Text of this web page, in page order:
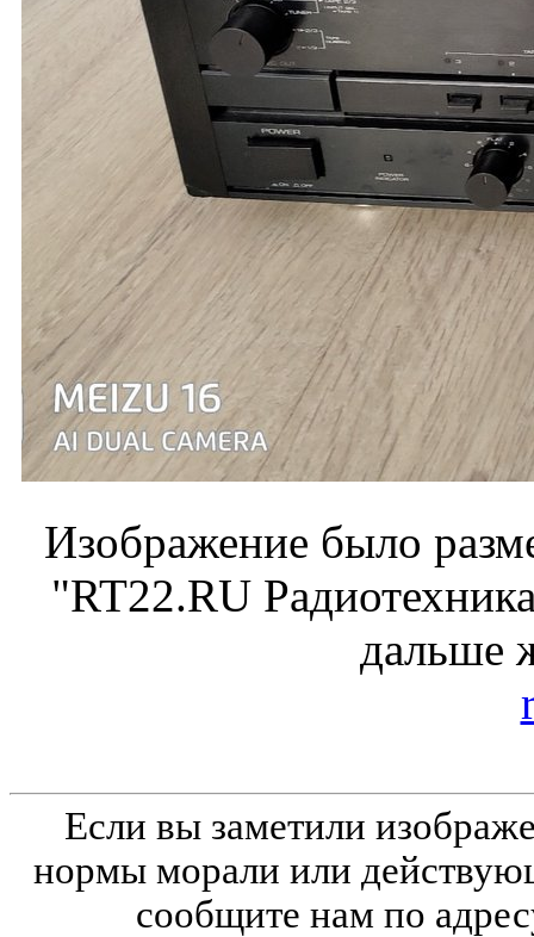
Изображение было
"RT22.RU
дальше
Если вы заметили
нормы морали или
сообщите нам по